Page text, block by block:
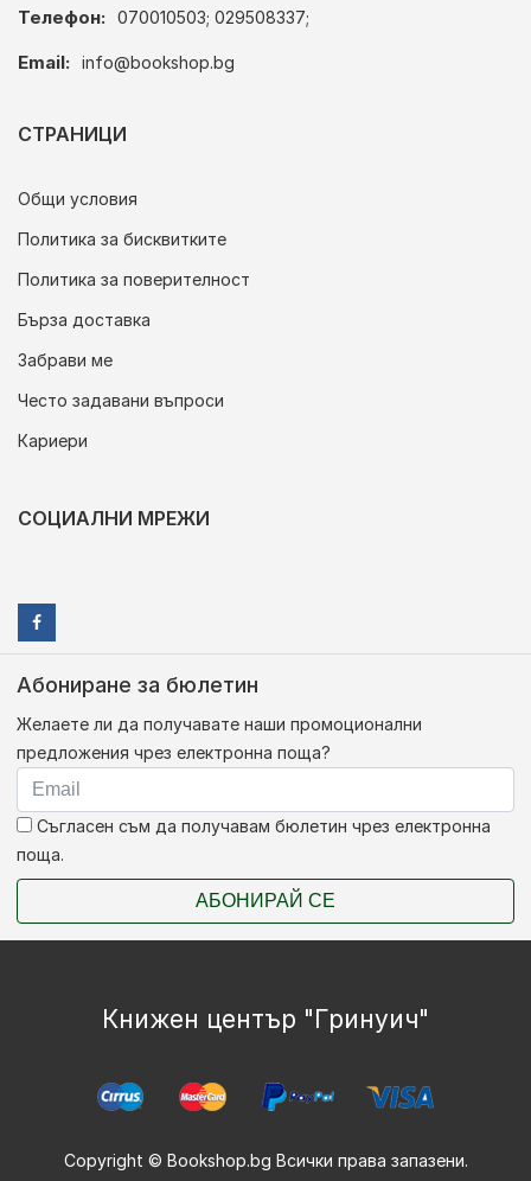
Телефон: 070010503; 029508337;
Email: info@bookshop.bg
СТРАНИЦИ
Общи условия
Политика за бисквитките
Политика за поверителност
Бърза доставка
Забрави ме
Често задавани въпроси
Кариери
СОЦИАЛНИ МРЕЖИ
Абониране за бюлетин
Желаете ли да получавате наши промоционални
предложения чрез електронна поща?
Съгласен съм да получавам бюлетин чрез електронна
поща.
АБОНИРАЙ СЕ
Книжен център "Гринуич"
Copyright © Bookshop.bg Всички права запазени.